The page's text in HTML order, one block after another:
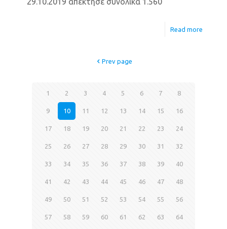
Read more
Prev page
1 2 3 4 5 6 7 8
9 10 11 12 13 14 15 16
17 18 19 20 21 22 23 24
25 26 27 28 29 30 31 32
33 34 35 36 37 38 39 40
41 42 43 44 45 46 47 48
49 50 51 52 53 54 55 56
57 58 59 60 61 62 63 64